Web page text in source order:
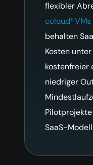
flexibler
ccloud³
behalten
Kosten
kostenfreier
niedriger
SaaS-